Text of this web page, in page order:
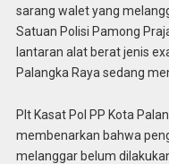
sarang walet yang
Satuan Polisi Pamong
lantaran alat berat jenis
Palangka Raya sedang
Plt Kasat Pol PP Kota
membenarkan bahwa
melanggar belum